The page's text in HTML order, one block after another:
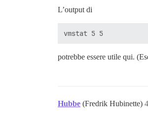
L’output di
potrebbe essere utile qui.
Hubbe (Fredrik Hubinette) 4